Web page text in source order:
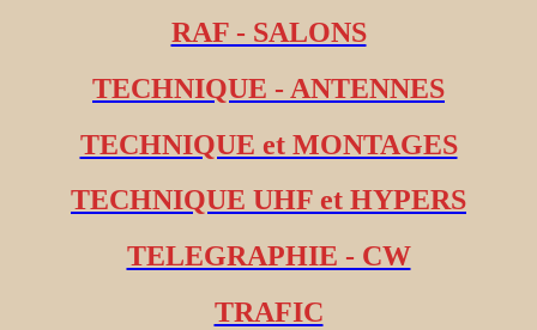
RAF - SALONS
TECHNIQUE - ANTENNES
TECHNIQUE et MONTAGES
TECHNIQUE UHF et HYPERS
TELEGRAPHIE - CW
TRAFIC